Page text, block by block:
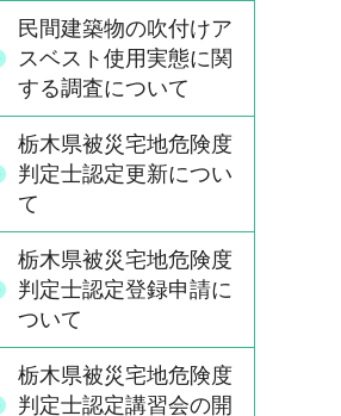
民間建築物の吹付けア
スベスト使用実態に関
する調査について
栃木県被災宅地危険度
判定士認定更新につい
て
栃木県被災宅地危険度
判定士認定登録申請に
ついて
栃木県被災宅地危険度
判定士認定講習会の開